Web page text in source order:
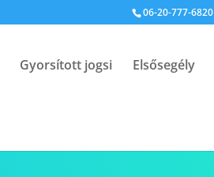
06-20-777-6820
Gyorsított jogsi Elsősegély